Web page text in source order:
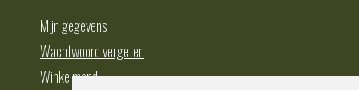
Mijn gegevens
Wachtwoord vergeten
Winkelmand